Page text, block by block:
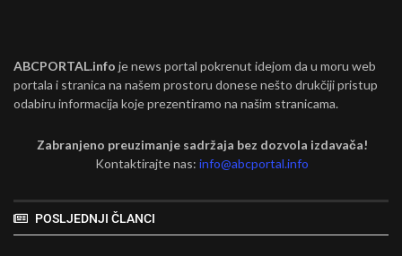
ABCPORTAL.info je news portal pokrenut idejom da u moru web
portala i stranica na našem prostoru donese nešto drukčiji pristup
odabiru informacija koje prezentiramo na našim stranicama.
Zabranjeno preuzimanje sadržaja bez dozvola izdavača!
Kontaktirajte nas:info@abcportal.info
POSLJEDNJI ČLANCI